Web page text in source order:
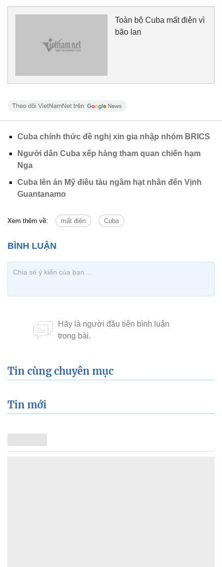
Toàn bộ Cuba mất điện vì
bão Ian
Cuba chính thức đề nghị xin gia nhập nhóm BRICS
Người dân Cuba xếp hàng tham quan chiến hạm
Nga
Cuba lên án Mỹ điều tàu ngầm hạt nhân đến Vịnh
Guantanamo
Xem thêm về: mất điện Cuba
Tin cùng chuyên mục
Tin mới